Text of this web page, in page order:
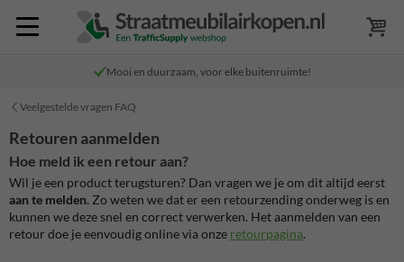
Mooi en duurzaam, voor elke buitenruimte!
Veelgestelde vragen FAQ
Retouren aanmelden
Hoe meld ik een retour aan?
Wil je een product terugsturen? Dan vragen we je om dit altijd eerst
aan te melden. Zo weten we dat er een retourzending onderweg is en
kunnen we deze snel en correct verwerken. Het aanmelden van een
retour doe je eenvoudig online via onze retourpagina.